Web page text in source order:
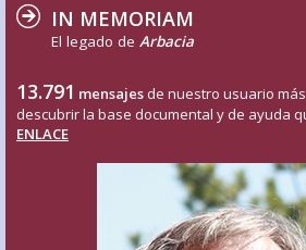
IN MEMORIAM
El legado de Arbacia
13.791 mensajes de nuestro usuario
descubrir la base documental y de ayuda
ENLACE